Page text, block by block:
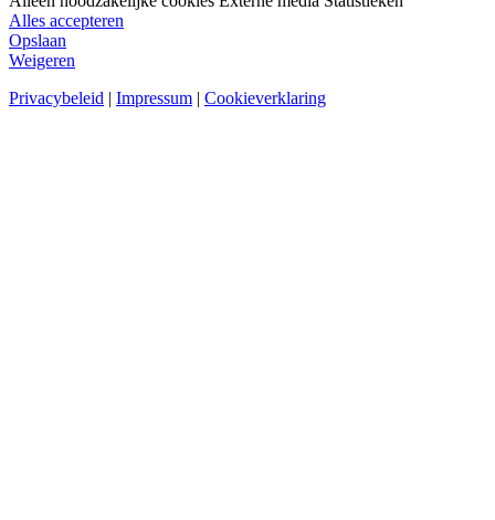
Alles accepteren
Opslaan
Weigeren
Privacybeleid | Impressum | Cookieverklaring